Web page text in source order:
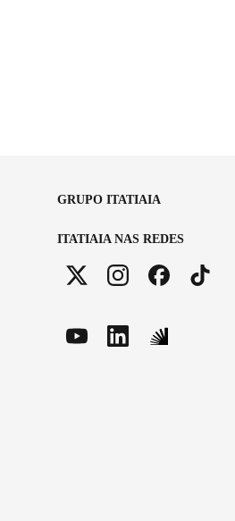
GRUPO ITATIAIA
ITATIAIA NAS REDES